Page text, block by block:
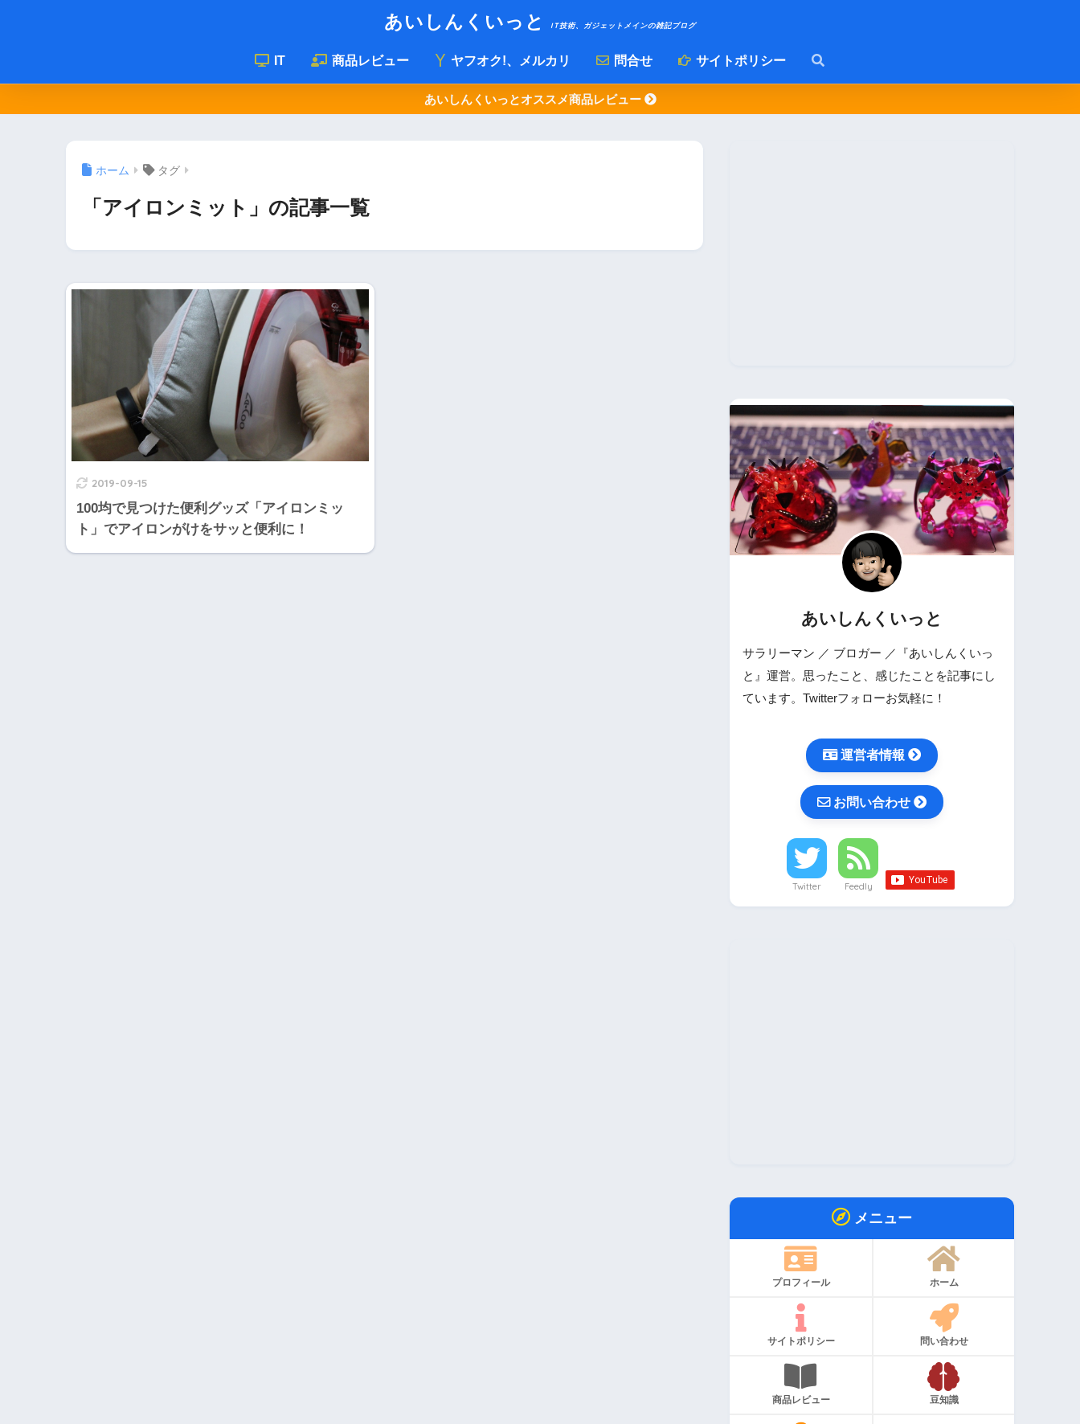
あいしんくいっと IT技術、ガジェットメインの雑記ブログ
IT 商品レビュー ヤフオク!、メルカリ 問合せ サイトポリシー
あいしんくいっとオススメ商品レビュー
ホーム タグ
「アイロンミット」の記事一覧
2019-09-15
100均で見つけた便利グッズ「アイロンミッ
ト」でアイロンがけをサッと便利に！
あいしんくいっと
サラリーマン ／ ブロガー ／『あいしんくいっ
と』運営。思ったこと、感じたことを記事にし
ています。Twitterフォローお気軽に！
運営者情報
お問い合わせ
Twitter Feedly
メニュー
プロフィール ホーム
サイトポリシー 問い合わせ
商品レビュー 豆知識